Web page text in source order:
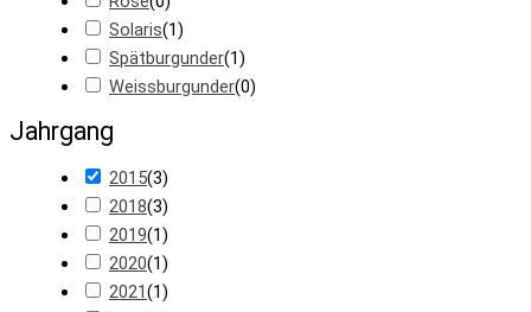
Solaris(1)
Spätburgunder(1)
Weissburgunder(0)
Jahrgang
2015(3)
2018(3)
2019(1)
2020(1)
2021(1)